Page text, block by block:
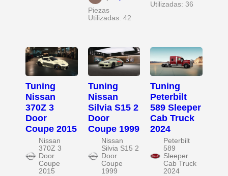
Piezas
Utilizadas: 42
Utilizadas: 36
Tuning
Nissan
370Z 3
Door
Coupe 2015
Nissan
370Z 3
Door
Coupe
2015
Tuning
Nissan
Silvia S15 2
Door
Coupe 1999
Nissan
Silvia S15 2
Door
Coupe
1999
Tuning
Peterbilt
589 Sleeper
Cab Truck
2024
Peterbilt
589
Sleeper
Cab Truck
2024